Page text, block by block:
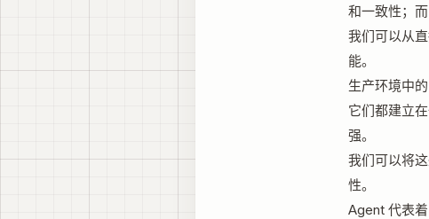
和一致性；
我们可以从
能。
生产环境中
它们都建立
强。
我们可以将
性。
Agent 代表